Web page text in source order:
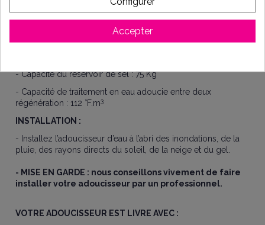
- Température de service : 5 – 35 °C
- Quantité de résine : 22 L
- Capacité du réservoir de sel : 75 Kg
- Capacité de traitement en eau adoucie entre deux
régénération : 112 °F.m3
INSTALLATION :
- Installez l’adoucisseur d’eau à l’abri des inondations, de la
pluie, des rayons directs du soleil, de la neige et du gel.
- MISE EN GARDE : nous conseillons vivement de faire
installer votre adoucisseur par un professionnel.
VOTRE ADOUCISSEUR EST LIVRE AVEC :
Accepter